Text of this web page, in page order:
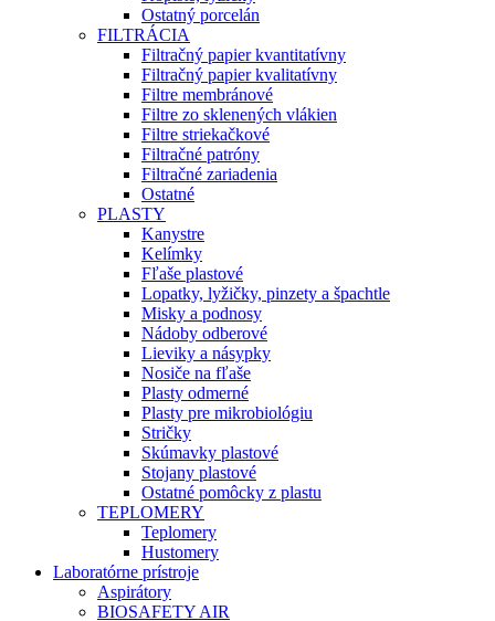
Ostatný porcelán
FILTRÁCIA
Filtračný papier kvantitatívny
Filtračný papier kvalitatívny
Filtre membránové
Filtre zo sklenených vlákien
Filtre striekačkové
Filtračné patróny
Filtračné zariadenia
Ostatné
PLASTY
Kanystre
Kelímky
Fľaše plastové
Lopatky, lyžičky, pinzety a špachtle
Misky a podnosy
Nádoby odberové
Lieviky a násypky
Nosiče na fľaše
Plasty odmerné
Plasty pre mikrobiológiu
Stričky
Skúmavky plastové
Stojany plastové
Ostatné pomôcky z plastu
TEPLOMERY
Teplomery
Hustomery
Laboratórne prístroje
Aspirátory
BIOSAFETY AIR